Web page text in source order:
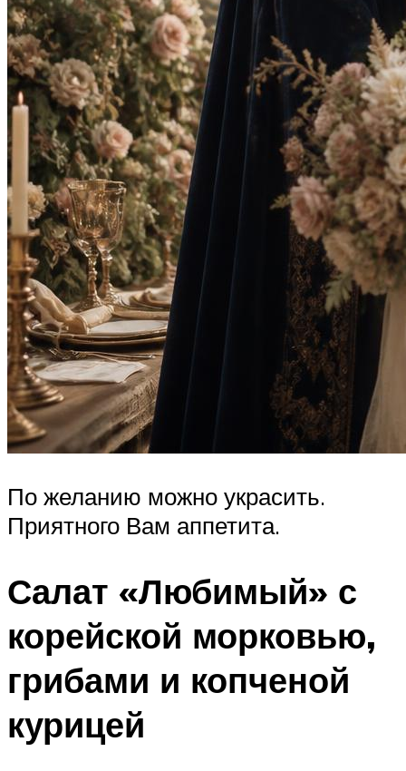
По желанию можно украсить.
Приятного Вам аппетита.
Салат «Любимый» с
корейской морковью,
грибами и копченой
курицей